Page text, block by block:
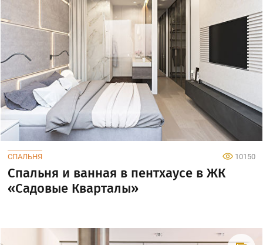
СПАЛЬНЯ 10150
Спальня и ванная в пентхаусе в ЖК
«Садовые Кварталы»